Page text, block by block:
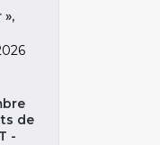
»,
de
-